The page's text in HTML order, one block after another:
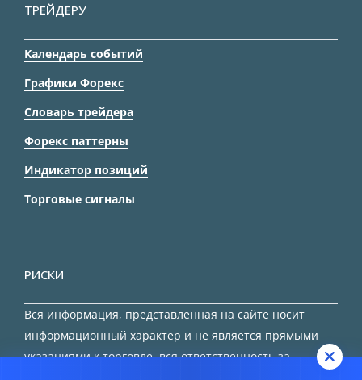
ТРЕЙДЕРУ
Календарь событий
Графики Форекс
Словарь трейдера
Форекс паттерны
Индикатор позиций
Торговые сигналы
РИСКИ
Вся информация, представленная на сайте носит
информационный характер и не является прямыми
указаниями к торговле, вся ответственность за